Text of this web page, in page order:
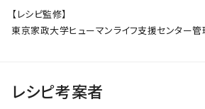
【レシピ監修】
東京家政大学ヒューマンライフ支援センター
レシピ考案者